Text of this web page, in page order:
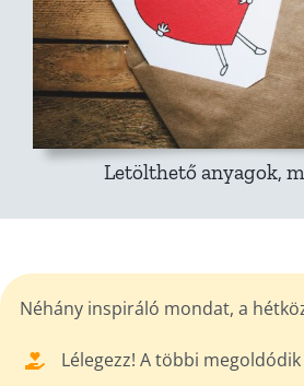
Letölthető anyagok,
Néhány inspiráló mondat, a
Lélegezz! A többi